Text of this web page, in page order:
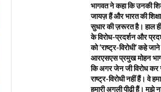
भागवत ने कहा कि उनकी
जायज़ हैं और भारत की
सुधार की ज़रूरत है। हाल
के विरोध-प्रदर्शन और
को ‘राष्ट्र-विरोधी’ कहे
आरएसएस प्रमुख मोहन
कि अगर जेन जी विरोध कर
राष्ट्र-विरोधी नहीं हैं। वे
हमारी अगली पीढ़ी हैं। मुझे